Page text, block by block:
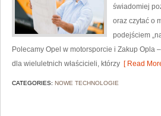
świadomiej
oraz czytać o
podejściem
Polecamy Opel w motorsporcie i Zakup Opla
dla wieluletnich właścicieli, którzy [ Read
CATEGORIES: NOWE TECHNOLOGIE